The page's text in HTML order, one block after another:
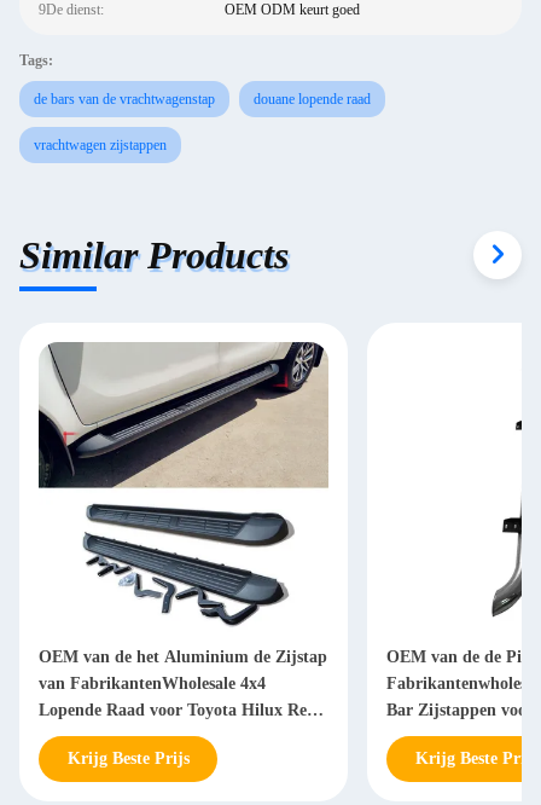
9De dienst: OEM ODM keurt goed
Tags:
de bars van de vrachtwagenstap douane lopende raad
vrachtwagen zijstappen
Similar Products
OEM van de het Aluminium de Zijstap
van FabrikantenWholesale 4x4
Lopende Raad voor Toyota Hilux Revo
met Steunen
Krijg Beste Prijs
OEM van de de
Bar Zijstappen voor
Mitsubishi 1200
Krijg Beste Prijs